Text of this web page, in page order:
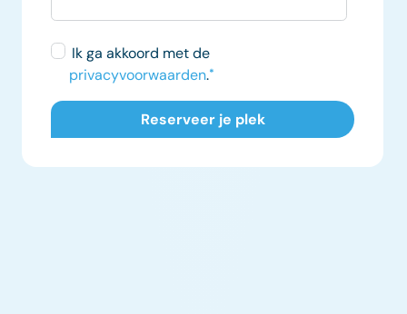
Ik ga akkoord met de
privacyvoorwaarden.*